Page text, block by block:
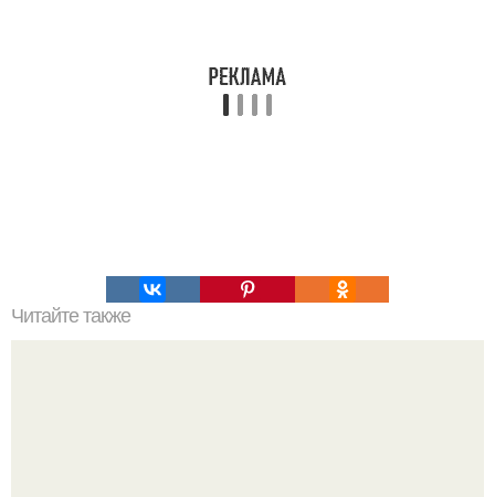
Читайте также